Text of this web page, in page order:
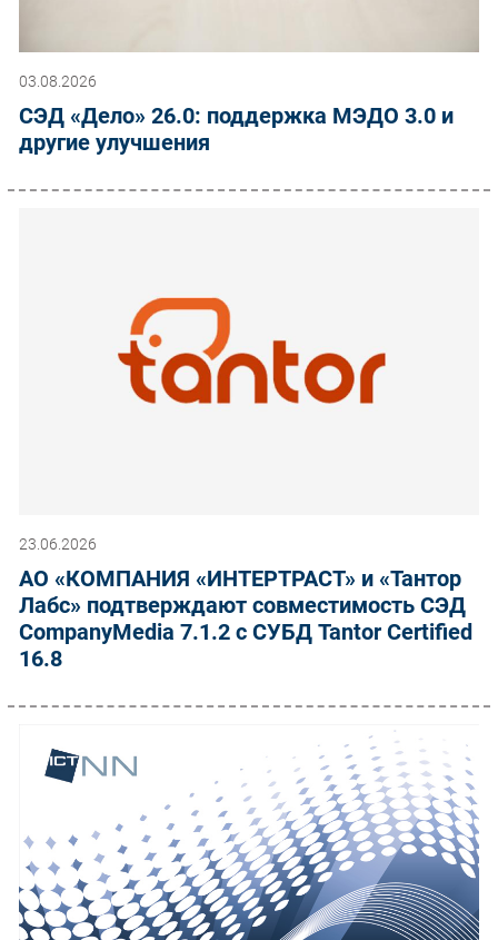
03.08.2026
СЭД «Дело» 26.0: поддержка МЭДО 3.0 и
другие улучшения
23.06.2026
АО «КОМПАНИЯ «ИНТЕРТРАСТ» и «Тантор
Лабс» подтверждают совместимость СЭД
CompanyMedia 7.1.2 с СУБД Tantor Certified
16.8